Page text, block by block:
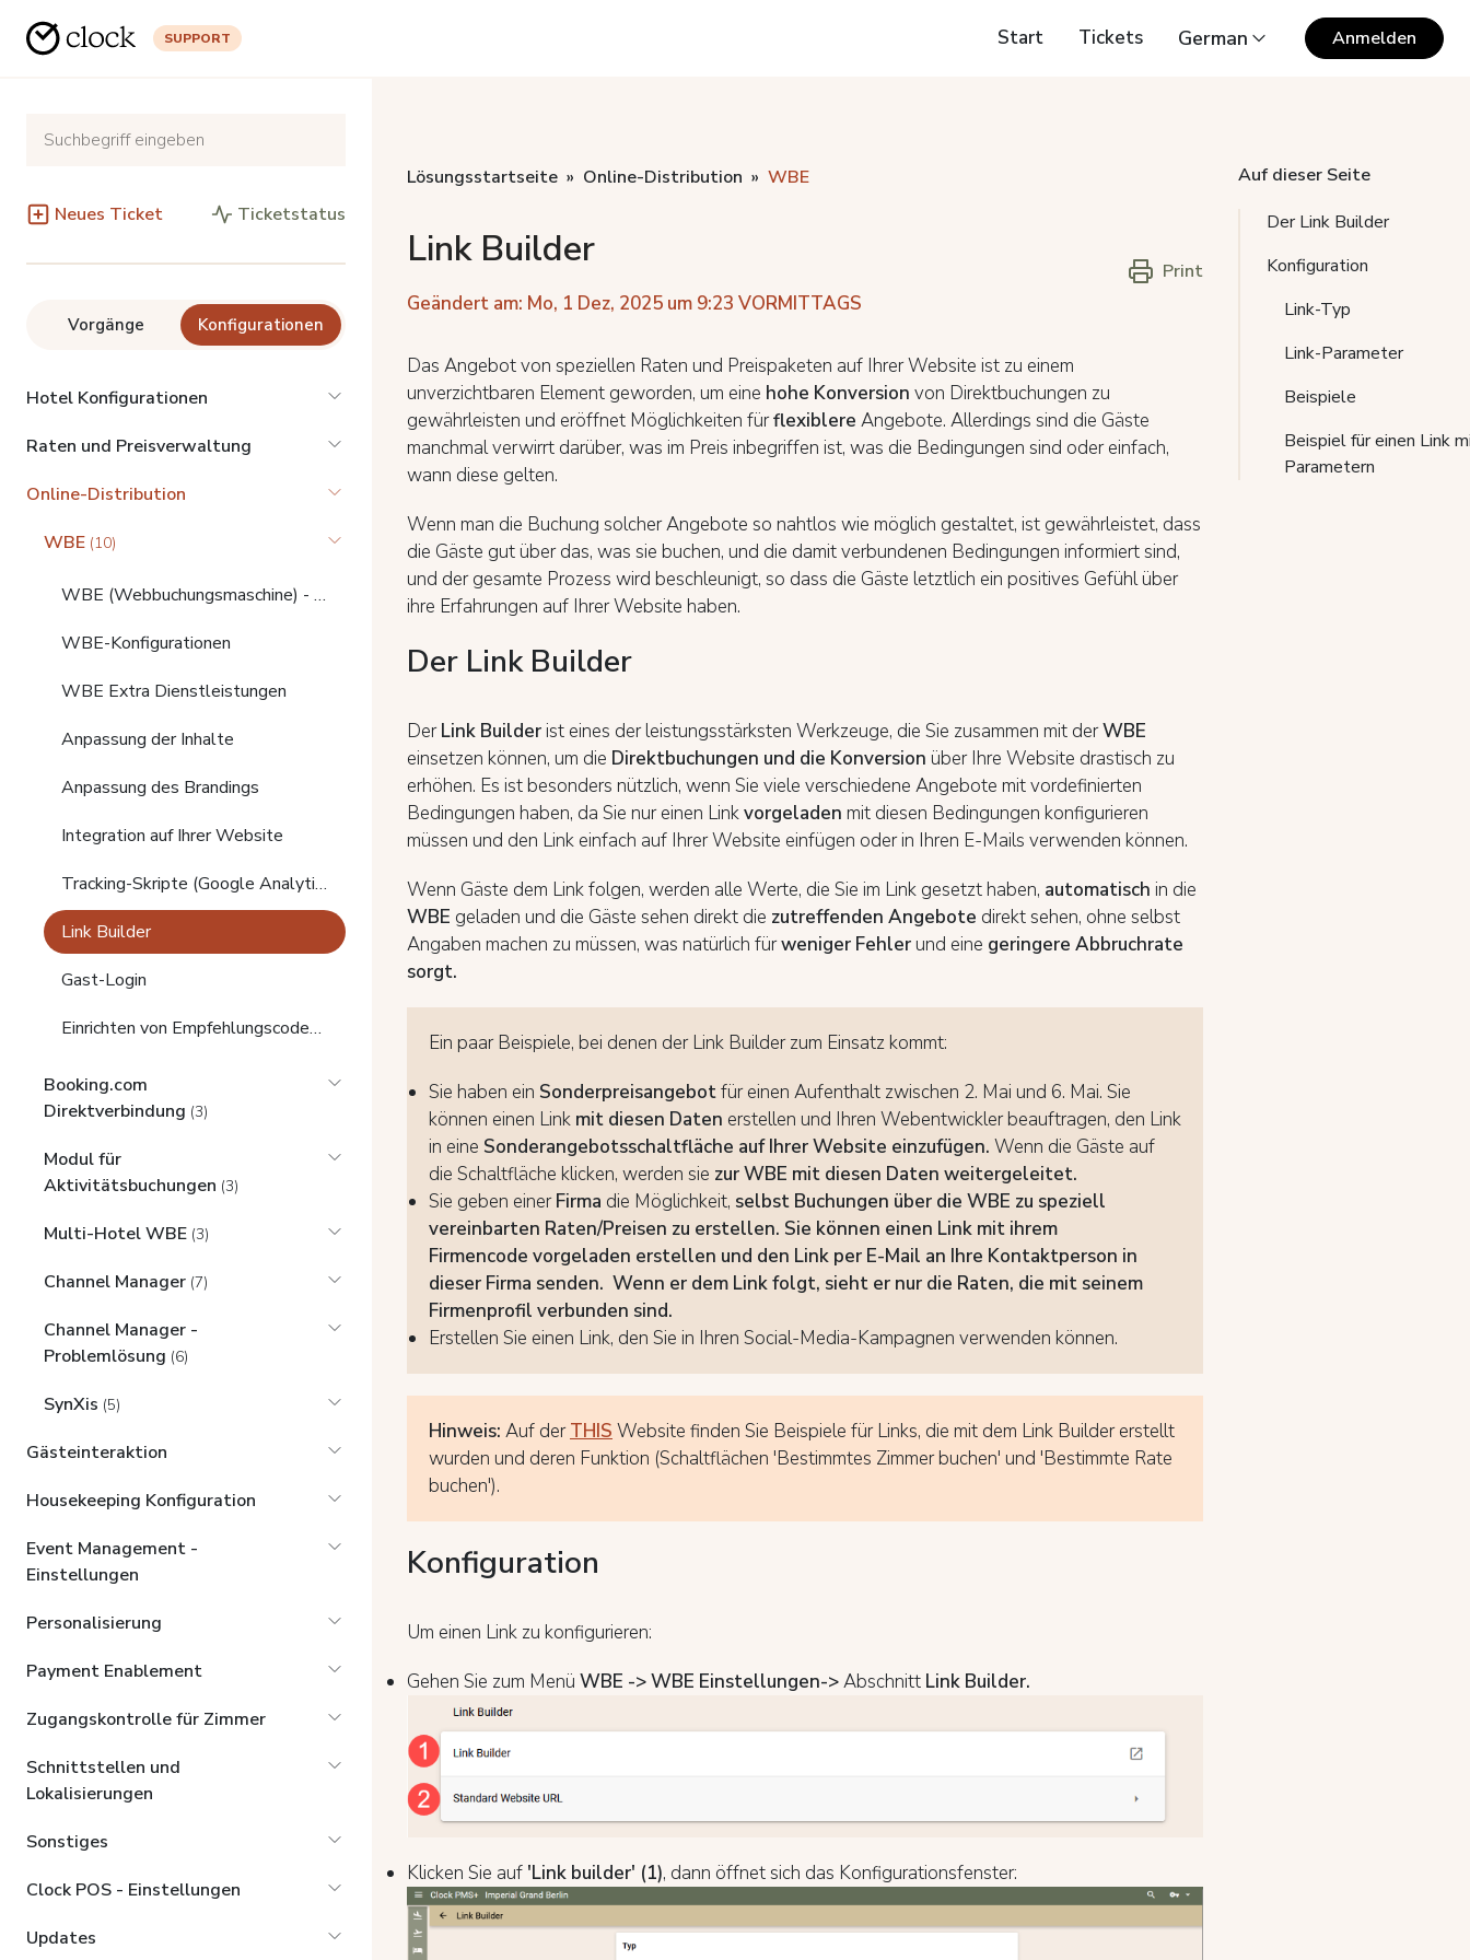
SUPPORT Start Tickets German Anmelden
Neues Ticket Ticketstatus
Vorgänge Konfigurationen
Hotel Konfigurationen
Raten und Preisverwaltung
Online-Distribution
WBE (10)
WBE (Webbuchungsmaschine) - Funktionsübersicht
WBE-Konfigurationen
WBE Extra Dienstleistungen
Anpassung der Inhalte
Anpassung des Brandings
Integration auf Ihrer Website
Tracking-Skripte (Google Analytics)
Link Builder
Gast-Login
Einrichten von Empfehlungscodes für Influencer und Verfolgen von Buchungen
Booking.com
Direktverbindung (3)
Modul für
Aktivitätsbuchungen (3)
Multi-Hotel WBE (3)
Channel Manager (7)
Channel Manager -
Problemlösung (6)
SynXis (5)
Gästeinteraktion
Housekeeping Konfiguration
Event Management -
Einstellungen
Personalisierung
Payment Enablement
Zugangskontrolle für Zimmer
Schnittstellen und
Lokalisierungen
Sonstiges
Clock POS - Einstellungen
Updates
Lösungsstartseite Online-Distribution WBE
Link Builder
Geändert am: Mo, 1 Dez, 2025 um 9:23 VORMITTAGS
Print
Das Angebot von speziellen Raten und Preispaketen auf Ihrer Website ist zu einem
unverzichtbaren Element geworden, um eine hohe Konversion von Direktbuchungen zu
gewährleisten und eröffnet Möglichkeiten fürflexiblere Angebote. Allerdings sind die Gäste
manchmal verwirrt darüber, was im Preis inbegriffen ist, was die Bedingungen sind oder einfach,
wann diese gelten.
Wenn man die Buchung solcher Angebote so nahtlos wie möglich gestaltet, ist gewährleistet, dass
die Gäste gut über das, was sie buchen, und die damit verbundenen Bedingungen informiert sind,
und der gesamte Prozess wird beschleunigt, so dass die Gäste letztlich ein positives Gefühl über
ihre Erfahrungen auf Ihrer Website haben.
Der Link Builder
DerLink Builderist eines der leistungsstärksten Werkzeuge, die Sie zusammen mit derWBE
einsetzen können, um die Direktbuchungen und die Konversion über Ihre Website drastisch zu
erhöhen. Es ist besonders nützlich, wenn Sie viele verschiedene Angebote mit vordefinierten
Bedingungen haben, da Sie nur einen Linkvorgeladen mit diesen Bedingungen konfigurieren
müssen und den Link einfach auf Ihrer Website einfügen oder in Ihren E-Mails verwenden können.
Wenn Gäste dem Link folgen, werden alle Werte, die Sie im Link gesetzt haben, automatisch in die
WBE geladen und die Gäste sehen direkt die zutreffenden Angebote direkt sehen, ohne selbst
Angaben machen zu müssen, was natürlich fürweniger Fehlerund eine geringere Abbruchrate
sorgt.
Ein paar Beispiele, bei denen der Link Builder zum Einsatz kommt:
Sie haben ein Sonderpreisangebotfür einen Aufenthalt zwischen 2. Mai und 6. Mai. Sie
können einen Link mit diesen Daten erstellen und Ihren Webentwickler beauftragen, den Link
in eine Sonderangebotsschaltfläche auf Ihrer Website einzufügen. Wenn die Gäste auf
die Schaltfläche klicken, werden sie zur WBE mit diesen Daten weitergeleitet.
Sie geben einerFirma die Möglichkeit, selbst Buchungen über die WBE zu speziell
vereinbarten Raten/Preisen zu erstellen. Sie können einen Link mit ihrem
Firmencode vorgeladen erstellen und den Link per E-Mail an Ihre Kontaktperson in
dieser Firma senden. Wenn er dem Link folgt, sieht er nur die Raten, die mit seinem
Firmenprofil verbunden sind.
Erstellen Sie einen Link, den Sie in Ihren Social-Media-Kampagnen verwenden können.
Hinweis: Auf derTHIS Website finden Sie Beispiele für Links, die mit dem Link Builder erstellt
wurden und deren Funktion (Schaltflächen 'Bestimmtes Zimmer buchen' und 'Bestimmte Rate
buchen').
Konfiguration
Um einen Link zu konfigurieren:
Gehen Sie zum Menü WBE -> WBE Einstellungen->Abschnitt Link Builder.
Klicken Sie auf 'Link builder' (1), dann öffnet sich das Konfigurationsfenster:
Auf dieser Seite
Der Link Builder
Konfiguration
Link-Typ
Link-Parameter
Beispiele
Beispiel für einen Link
Parametern